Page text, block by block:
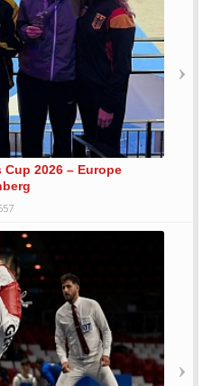
Cup 2026 – Europe